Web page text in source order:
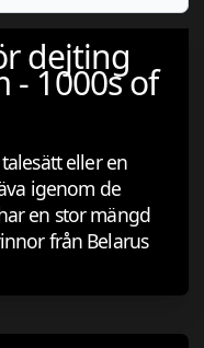
dejting
- 1000s of
eller en
igenom de
en stor mängd
från Belarus